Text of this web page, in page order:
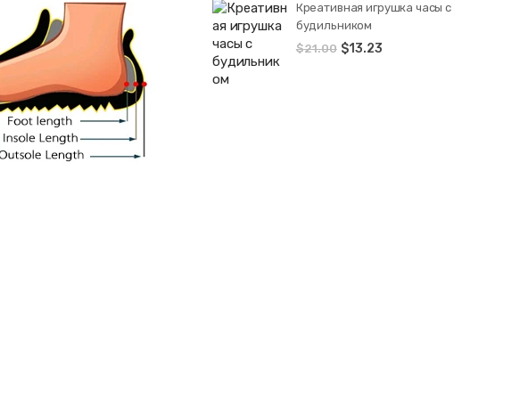
Креативная игрушка часы c
будильником
$21.00 $13.23